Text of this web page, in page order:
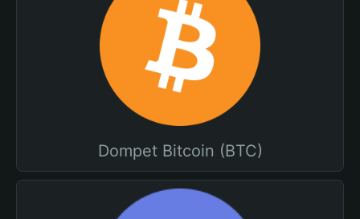
Dompet Bitcoin (BTC)